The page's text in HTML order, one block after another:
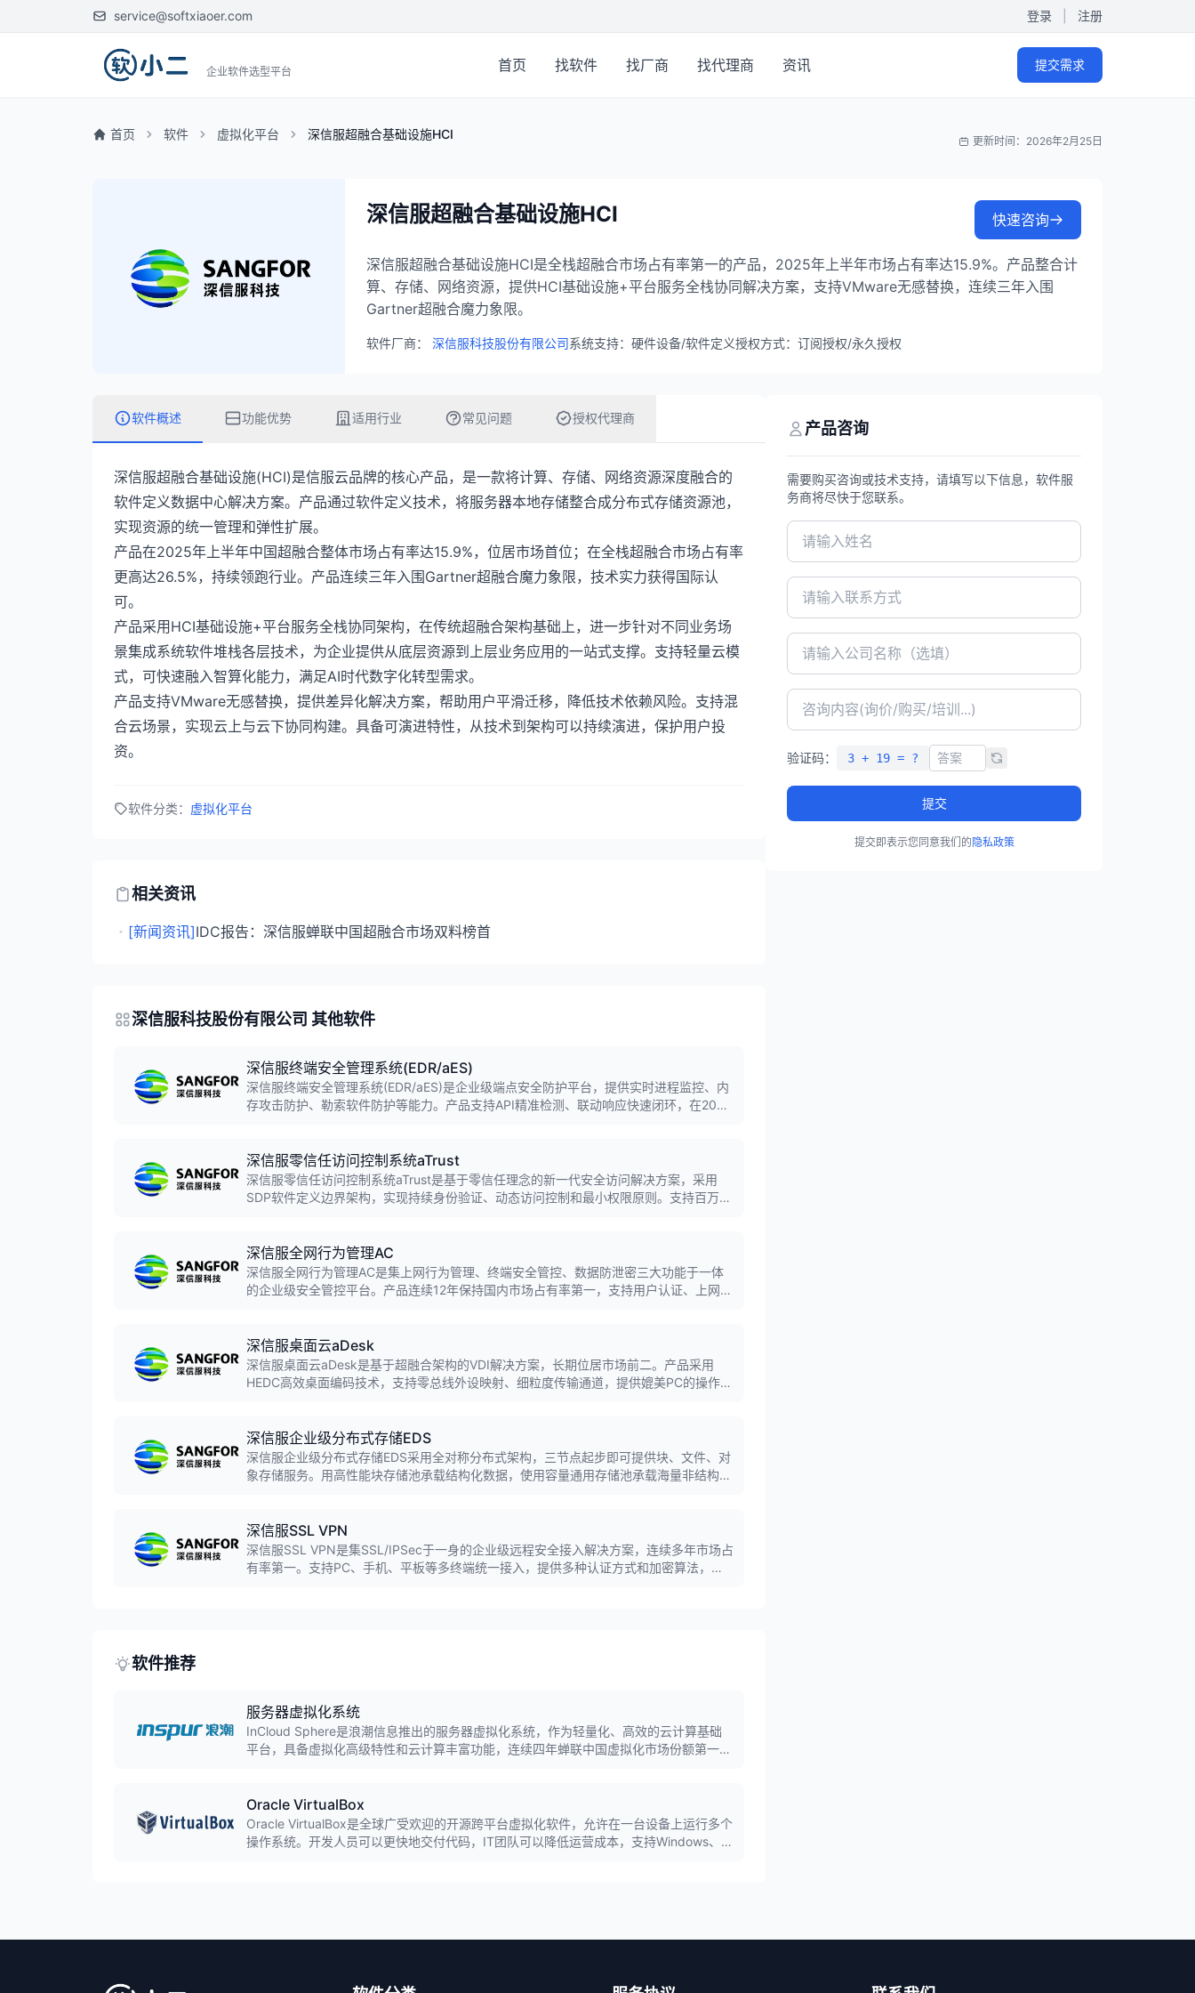
service@softxiaoer.com 登录 注册
企业软件选型平台 首页 找软件 找厂商 找代理商 资讯 提交需求
首页 软件 虚拟化平台 深信服超融合基础设施HCI 更新时间：2026年2月25日
深信服超融合基础设施HCI 快速咨询
深信服超融合基础设施HCI是全栈超融合市场占有率第一的产品，2025年上半年市场占有率达15.9%。产品整合计
算、存储、网络资源，提供HCI基础设施+平台服务全栈协同解决方案，支持VMware无感替换，连续三年入围
Gartner超融合魔力象限。
软件厂商： 深信服科技股份有限公司系统支持：硬件设备/软件定义授权方式：订阅授权/永久授权
软件概述 功能优势 适用行业 常见问题 授权代理商
深信服超融合基础设施(HCI)是信服云品牌的核心产品，是一款将计算、存储、网络资源深度融合的
软件定义数据中心解决方案。产品通过软件定义技术，将服务器本地存储整合成分布式存储资源池，
实现资源的统一管理和弹性扩展。
产品在2025年上半年中国超融合整体市场占有率达15.9%，位居市场首位；在全栈超融合市场占有率
更高达26.5%，持续领跑行业。产品连续三年入围Gartner超融合魔力象限，技术实力获得国际认
可。
产品采用HCI基础设施+平台服务全栈协同架构，在传统超融合架构基础上，进一步针对不同业务场
景集成系统软件堆栈各层技术，为企业提供从底层资源到上层业务应用的一站式支撑。支持轻量云模
式，可快速融入智算化能力，满足AI时代数字化转型需求。
产品支持VMware无感替换，提供差异化解决方案，帮助用户平滑迁移，降低技术依赖风险。支持混
合云场景，实现云上与云下协同构建。具备可演进特性，从技术到架构可以持续演进，保护用户投
资。
软件分类： 虚拟化平台
相关资讯
・ [新闻资讯]IDC报告：深信服蝉联中国超融合市场双料榜首
深信服科技股份有限公司 其他软件
深信服终端安全管理系统(EDR/aES)
深信服终端安全管理系统(EDR/aES)是企业级端点安全防护平台，提供实时进程监控、内
存攻击防护、勒索软件防护等能力。产品支持API精准检测、联动响应快速闭环，在2020
深信服零信任访问控制系统aTrust
深信服零信任访问控制系统aTrust是基于零信任理念的新一代安全访问解决方案，采用
SDP软件定义边界架构，实现持续身份验证、动态访问控制和最小权限原则。支持百万级
深信服全网行为管理AC
深信服全网行为管理AC是集上网行为管理、终端安全管控、数据防泄密三大功能于一体
的企业级安全管控平台。产品连续12年保持国内市场占有率第一，支持用户认证、上网管
深信服桌面云aDesk
深信服桌面云aDesk是基于超融合架构的VDI解决方案，长期位居市场前二。产品采用
HEDC高效桌面编码技术，支持零总线外设映射、细粒度传输通道，提供媲美PC的操作体
深信服企业级分布式存储EDS
深信服企业级分布式存储EDS采用全对称分布式架构，三节点起步即可提供块、文件、对
象存储服务。用高性能块存储池承载结构化数据，使用容量通用存储池承载海量非结构化
深信服SSL VPN
深信服SSL VPN是集SSL/IPSec于一身的企业级远程安全接入解决方案，连续多年市场占
有率第一。支持PC、手机、平板等多终端统一接入，提供多种认证方式和加密算法，保
软件推荐
服务器虚拟化系统
InCloud Sphere是浪潮信息推出的服务器虚拟化系统，作为轻量化、高效的云计算基础
平台，具备虚拟化高级特性和云计算丰富功能，连续四年蝉联中国虚拟化市场份额第一，
Oracle VirtualBox
Oracle VirtualBox是全球广受欢迎的开源跨平台虚拟化软件，允许在一台设备上运行多个
操作系统。开发人员可以更快地交付代码，IT团队可以降低运营成本，支持Windows、
产品咨询
需要购买咨询或技术支持，请填写以下信息，软件服
务商将尽快于您联系。
验证码： 3 + 19 = ?
提交
提交即表示您同意我们的隐私政策